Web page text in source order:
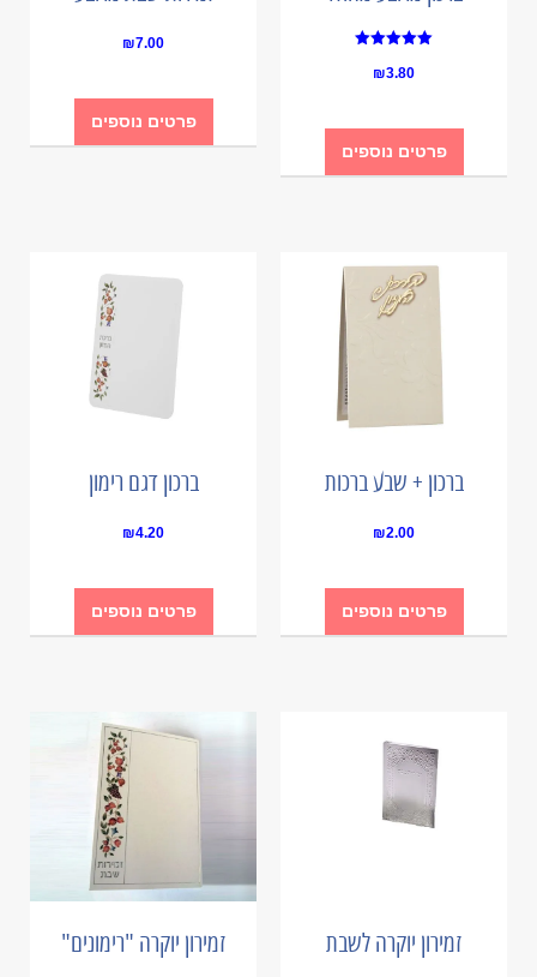
5.00
₪3.80
פרטים נוספים
₪7.00
פרטים נוספים
ברכון + שבע ברכות
₪2.00
פרטים נוספים
ברכון דגם רימון
₪4.20
פרטים נוספים
זמירון יוקרה לשבת זמירון יוקרה "רימונים"